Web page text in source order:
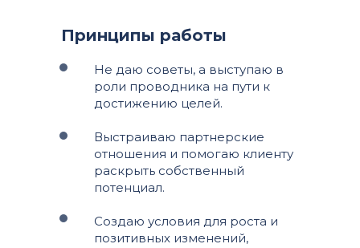
Принципы работы
Не даю советы, а выступаю в
роли проводника на пути к
достижению целей.
Выстраиваю партнерские
отношения и помогаю клиенту
раскрыть собственный
потенциал.
Создаю условия для роста и
позитивных изменений,